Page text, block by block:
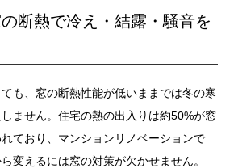
断熱で冷え・結露・騒音を
も、窓の断熱性能が低いままでは冬の寒
ません。住宅の熱の出入りは約50%が窓
ており、マンションリノベーションで
変えるには窓の対策が欠かせません。